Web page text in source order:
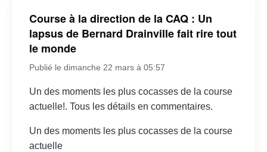
Course à la direction de la CAQ : Un
lapsus de Bernard Drainville fait rire tout
le monde
Publié le dimanche 22 mars à 05:57
Un des moments les plus cocasses de la course
actuelle!. Tous les détails en commentaires.
Un des moments les plus cocasses de la course
actuelle